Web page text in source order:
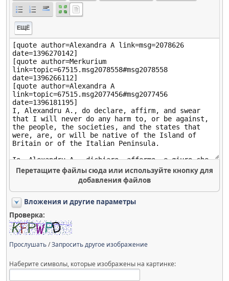
ЕЩЁ
Перетащите файлы сюда или используйте кнопку для
добавления файлов
Вложения и другие параметры
Проверка:
Прослушать/Запросить другое изображение
Наберите символы, которые изображены на картинке: